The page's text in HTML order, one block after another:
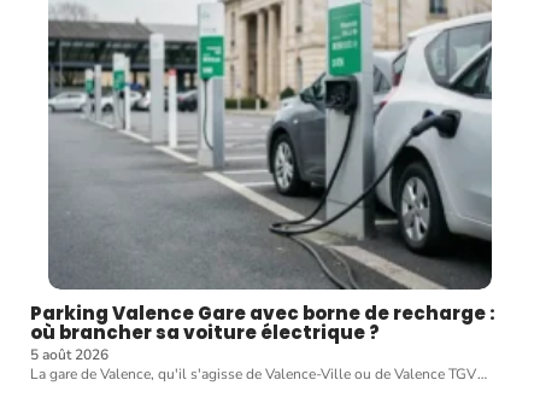
Parking Valence Gare avec borne de recharge :
où brancher sa voiture électrique ?
5 août 2026
La gare de Valence, qu'il s'agisse de Valence-Ville ou de Valence TGV…